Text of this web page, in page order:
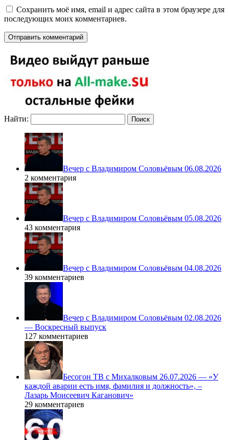
Сохранить моё имя, email и адрес сайта в этом браузере для
последующих моих комментариев.
Найти:
Вечер с Владимиром Соловьёвым 06.08.2026
2 комментария
Вечер с Владимиром Соловьёвым 05.08.2026
43 комментария
Вечер с Владимиром Соловьёвым 04.08.2026
39 комментариев
Вечер с Владимиром Соловьёвым 02.08.2026
— Воскресный выпуск
127 комментариев
Бесогон ТВ с Михалковым 26.07.2026 — «У
каждой аварии есть имя, фамилия и должность», –
Лазарь Моисеевич Каганович»
29 комментариев